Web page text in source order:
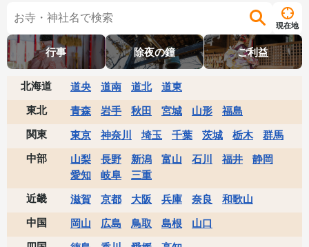
現在地
行事 除夜の鐘 ご利益
北海道 道央 道南 道北
道東
東北
青森 岩手 秋田 宮城 山形
福島
関東
東京 神奈川 埼玉 千葉 茨城 栃木
群馬
中部
山梨 長野 新潟 富山 石川 福井
静岡
愛知
岐阜
三重
近畿
滋賀 京都 大阪 兵庫 奈良
和歌山
中国
岡山 広島 鳥取 島根
山口